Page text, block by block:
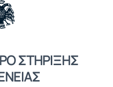
ΣΤΗΡΙΞΗΣ